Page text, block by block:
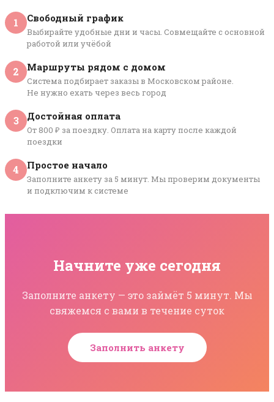
1 Свободный график
Выбирайте удобные дни и часы. Совмещайте с основной
работой или учёбой
2 Маршруты рядом с домом
Система подбирает заказы в Московском районе.
Не нужно ехать через весь город
3 Достойная оплата
От 800 ₽ за поездку. Оплата на карту после каждой
поездки
4 Простое начало
Заполните анкету за 5 минут. Мы проверим документы
и подключим к системе
Начните уже сегодня
Заполните анкету — это займёт 5 минут. Мы
свяжемся с вами в течение суток
Заполнить анкету